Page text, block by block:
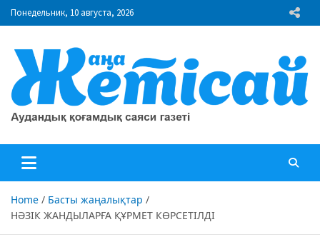
Skip
to
Понедельник, 10 августа, 2026
"Жаңа Жетісай" газеті
Home
Басты жаңалықтар
НӘЗІК ЖАНДЫЛАРҒА ҚҰРМЕТ КӨРСЕТІЛДІ